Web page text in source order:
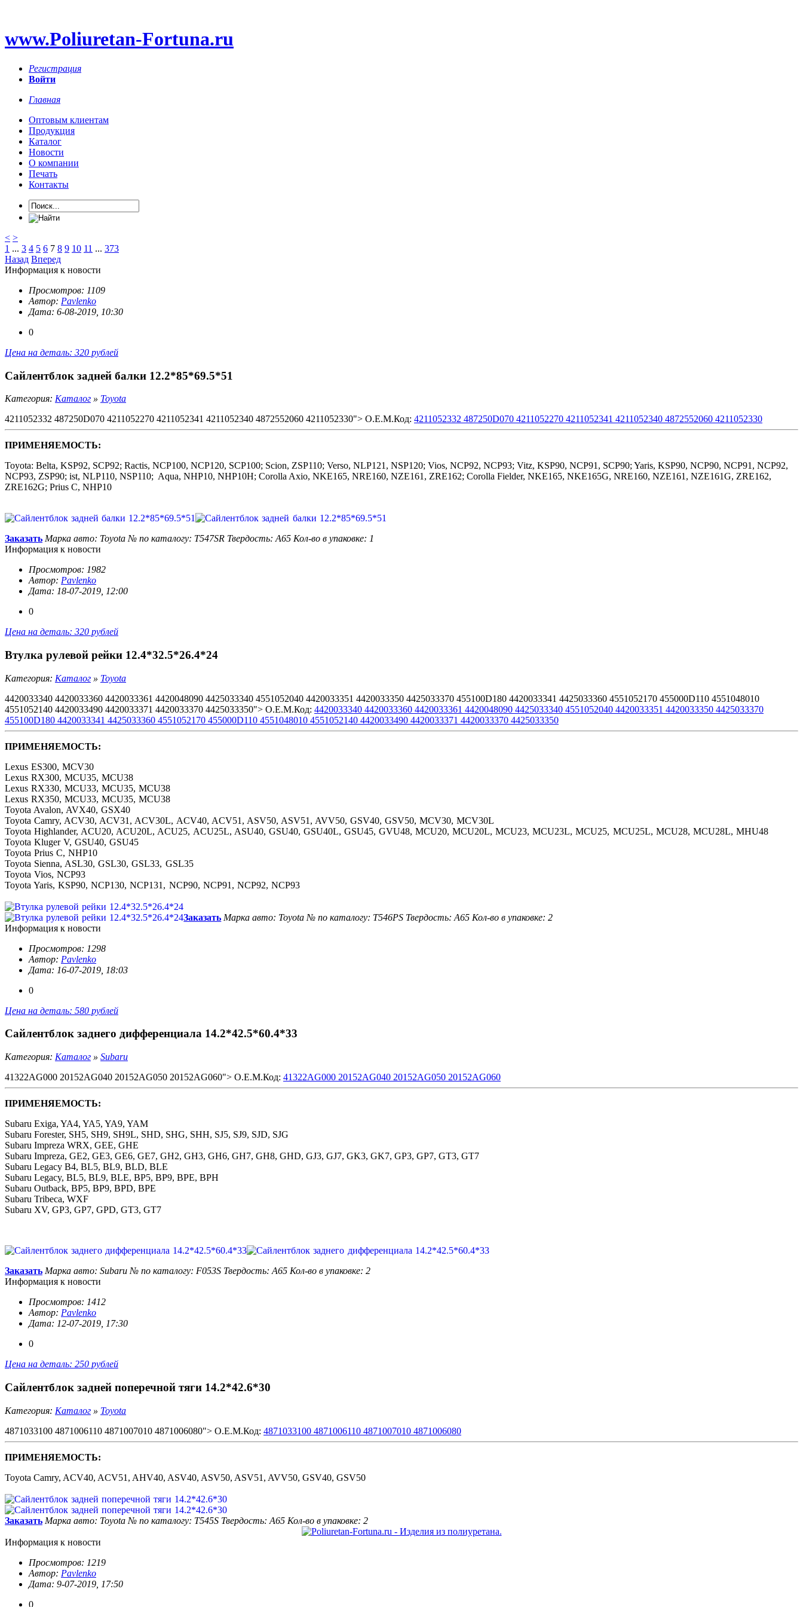
www.Poliuretan-Fortuna.ru
Регистрация
Войти
Главная
Оптовым клиентам
Продукция
Каталог
Новости
О компании
Печать
Контакты
< >
1 ... 3 4 5 6 7 8 9 10 11 ... 373
Назад Вперед
Информация к новости
Просмотров: 1109
Автор: Pavlenko
Дата: 6-08-2019, 10:30
0
Цена на деталь: 320 рублей
Сайлентблок задней балки 12.2*85*69.5*51
Категория: Каталог » Toyota
4211052332 487250D070 4211052270 4211052341 4211052340 4872552060 4211052330"> O.E.M.Код: 4211052332 487250D070 4211052270 4211052341 4211052340 4872552060 4211052330
ПРИМЕНЯЕМОСТЬ:
Toyota: Belta, KSP92, SCP92; Ractis, NCP100, NCP120, SCP100; Scion, ZSP110; Verso, NLP121, NSP120; Vios, NCP92, NCP93; Vitz, KSP90, NCP91, SCP90; Yaris, KSP90, NCP90, NCP91, NCP92,
NCP93, ZSP90; ist, NLP110, NSP110; Aqua, NHP10, NHP10H; Corolla Axio, NKE165, NRE160, NZE161, ZRE162; Corolla Fielder, NKE165, NKE165G, NRE160, NZE161, NZE161G, ZRE162,
ZRE162G; Prius C, NHP10
Заказать Марка авто: Toyota № по каталогу: T547SR Твердость: A65 Кол-во в упаковке: 1
Информация к новости
Просмотров: 1982
Автор: Pavlenko
Дата: 18-07-2019, 12:00
0
Цена на деталь: 320 рублей
Втулка рулевой рейки 12.4*32.5*26.4*24
Категория: Каталог » Toyota
4420033340 4420033360 4420033361 4420048090 4425033340 4551052040 4420033351 4420033350 4425033370 455100D180 4420033341 4425033360 4551052170 455000D110 4551048010
4551052140 4420033490 4420033371 4420033370 4425033350"> O.E.M.Код: 4420033340 4420033360 4420033361 4420048090 4425033340 4551052040 4420033351 4420033350 4425033370
455100D180 4420033341 4425033360 4551052170 455000D110 4551048010 4551052140 4420033490 4420033371 4420033370 4425033350
ПРИМЕНЯЕМОСТЬ:
Lexus ES300, MCV30
Lexus RX300, MCU35, MCU38
Lexus RX330, MCU33, MCU35, MCU38
Lexus RX350, MCU33, MCU35, MCU38
Toyota Avalon, AVX40, GSX40
Toyota Camry, ACV30, ACV31, ACV30L, ACV40, ACV51, ASV50, ASV51, AVV50, GSV40, GSV50, MCV30, MCV30L
Toyota Highlander, ACU20, ACU20L, ACU25, ACU25L, ASU40, GSU40, GSU40L, GSU45, GVU48, MCU20, MCU20L, MCU23, MCU23L, MCU25, MCU25L, MCU28, MCU28L, MHU48
Toyota Kluger V, GSU40, GSU45
Toyota Prius C, NHP10
Toyota Sienna, ASL30, GSL30, GSL33, GSL35
Toyota Vios, NCP93
Toyota Yaris, KSP90, NCP130, NCP131, NCP90, NCP91, NCP92, NCP93
Заказать Марка авто: Toyota № по каталогу: T546PS Твердость: A65 Кол-во в упаковке: 2
Информация к новости
Просмотров: 1298
Автор: Pavlenko
Дата: 16-07-2019, 18:03
0
Цена на деталь: 580 рублей
Сайлентблок заднего дифференциала 14.2*42.5*60.4*33
Категория: Каталог » Subaru
41322AG000 20152AG040 20152AG050 20152AG060"> O.E.M.Код: 41322AG000 20152AG040 20152AG050 20152AG060
ПРИМЕНЯЕМОСТЬ:
Subaru Exiga, YA4, YA5, YA9, YAM
Subaru Forester, SH5, SH9, SH9L, SHD, SHG, SHH, SJ5, SJ9, SJD, SJG
Subaru Impreza WRX, GEE, GHE
Subaru Impreza, GE2, GE3, GE6, GE7, GH2, GH3, GH6, GH7, GH8, GHD, GJ3, GJ7, GK3, GK7, GP3, GP7, GT3, GT7
Subaru Legacy B4, BL5, BL9, BLD, BLE
Subaru Legacy, BL5, BL9, BLE, BP5, BP9, BPE, BPH
Subaru Outback, BP5, BP9, BPD, BPE
Subaru Tribeca, WXF
Subaru XV, GP3, GP7, GPD, GT3, GT7
Заказать Марка авто: Subaru № по каталогу: F053S Твердость: A65 Кол-во в упаковке: 2
Информация к новости
Просмотров: 1412
Автор: Pavlenko
Дата: 12-07-2019, 17:30
0
Цена на деталь: 250 рублей
Сайлентблок задней поперечной тяги 14.2*42.6*30
Категория: Каталог » Toyota
4871033100 4871006110 4871007010 4871006080"> O.E.M.Код: 4871033100 4871006110 4871007010 4871006080
ПРИМЕНЯЕМОСТЬ:
Toyota Camry, ACV40, ACV51, AHV40, ASV40, ASV50, ASV51, AVV50, GSV40, GSV50
Заказать Марка авто: Toyota № по каталогу: T545S Твердость: A65 Кол-во в упаковке: 2
Информация к новости
Просмотров: 1219
Автор: Pavlenko
Дата: 9-07-2019, 17:50
0